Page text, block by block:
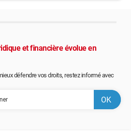
et financière évolue en
défendre vos droits, restez informé avec